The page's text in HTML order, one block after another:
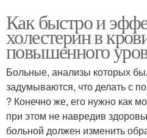
Как быстро и
холестерин в
повышенного
Больные, анализы которых
задумываются, что делать с
? Конечно же, его нужно как
при этом не навредив
больной должен изменить